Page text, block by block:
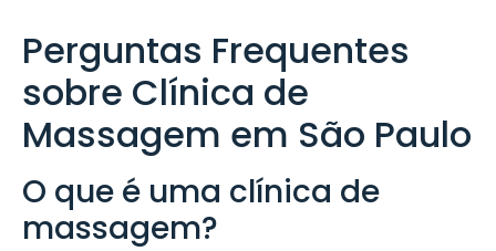
Perguntas Frequentes
sobre Clínica de
Massagem em São Paulo
O que é uma clínica de
massagem?